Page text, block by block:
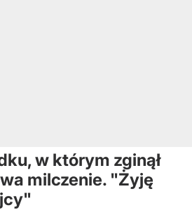
w którym zginął
milczenie. "Żyję